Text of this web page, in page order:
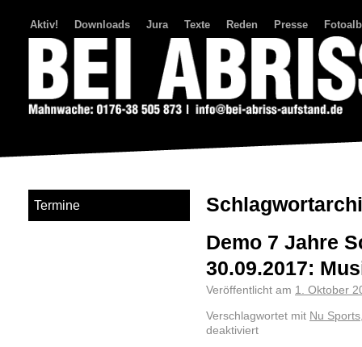
Aktiv! Downloads Jura Texte Reden Presse
Demo 7 Jahre
30.09.2017:
Veröffentlicht am 1. Oktober
Verschlagwortet mit Nu Sports
deaktiviert
Termine